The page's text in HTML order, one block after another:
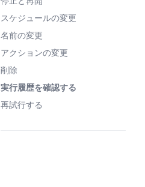
スケジュールの変更
名前の変更
アクションの変更
削除
実行履歴を確認する
再試行する